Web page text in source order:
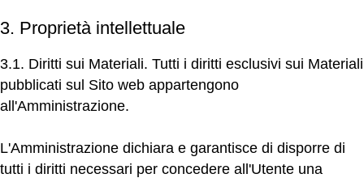
3. Proprietà intellettuale
3.1. Diritti sui Materiali. Tutti i diritti esclusivi sui Materiali
pubblicati sul Sito web appartengono
all'Amministrazione.
L'Amministrazione dichiara e garantisce di disporre di
tutti i diritti necessari per concedere all'Utente una